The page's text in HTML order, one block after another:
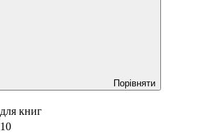
Порівняти
для книг
10